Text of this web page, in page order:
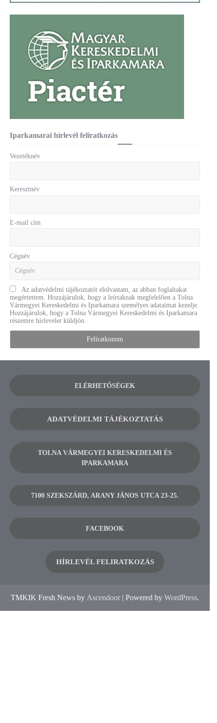
Iparkamarai hírlevél feliratkozás
Vezetéknév
Keresztnév
E-mail cím
Cégnév
Az adatvédelmi tájékoztatót elolvastam, az abban foglaltakat
megértettem. Hozzájárulok, hogy a leírtaknak megfelelően a Tolna
Vármegyei Kereskedelmi és Iparkamara személyes adataimat kezelje.
Hozzájárulok, hogy a Tolna Vármegyei Kereskedelmi és Iparkamara
részemre hírlevelet küldjön.
ELÉRHETŐSÉGEK
ADATVÉDELMI TÁJÉKOZTATÁS
TOLNA VÁRMEGYEI KERESKEDELMI ÉS
IPARKAMARA
7100 SZEKSZÁRD, ARANY JÁNOS UTCA 23-25.
FACEBOOK
HÍRLEVÉL FELIRATKOZÁS
TMKIK Fresh News by Ascendoor | Powered by WordPress.